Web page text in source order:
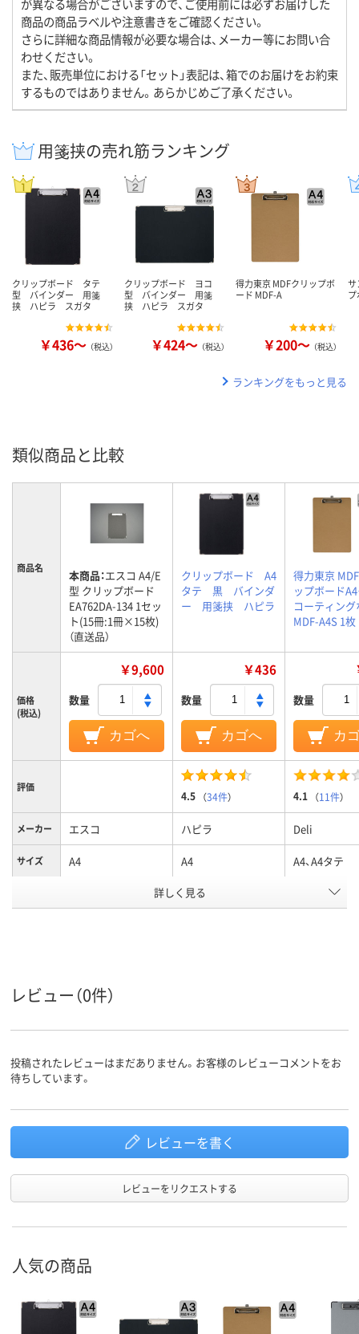
商品の商品ラベルや注意書きをご確認ください。
さらに詳細な商品情報が必要な場合は、メーカー等にお問い合
わせください。
また、販売単位における「セット」表記は、箱でのお届けをお約束
するものではありません。あらかじめご了承ください。
用箋挟の売れ筋ランキング
クリップボード タテ
型 バインダー 用箋
挟 ハピラ スガタ
￥436～ （税込）
クリップボード ヨコ
型 バインダー 用箋
挟 ハピラ スガタ
￥424～ （税込）
得力東京 MDFクリップボ
ード MDF-A
￥200～ （税込）
サ
ランキングをもっと見る
類似商品と比較
商品名 本商品：エスコ A4/E
型 クリップボード
EA762DA-134 1セッ
ト(15冊:1冊×15枚)
（直送品）
クリップボード A4
タテ 黒 バインダ
ー 用箋挟 ハピラ
得力東京
ップボード
コーティング
MDF-A4S 1枚
価格
(税込)
￥9,600
数量
カゴへ
￥436
数量
カゴへ
数量
カ
評価
4.5 （34件） 4.1 （11件）
メーカー エスコ ハピラ Deli
サイズ A4 A4 A4、A4タテ
ブラック系 ブラウン系
とじ枚数 50枚
詳しく見る
レビュー（0件）
投稿されたレビューはまだありません。お客様のレビューコメントをお
待ちしています。
レビューを書く
レビューをリクエストする
人気の商品